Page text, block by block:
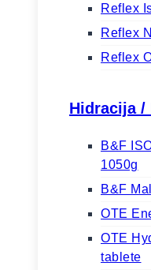
Reflex
Reflex
Reflex
Hidracija
B&F
1050g
B&F
OTE
OTE
tablete